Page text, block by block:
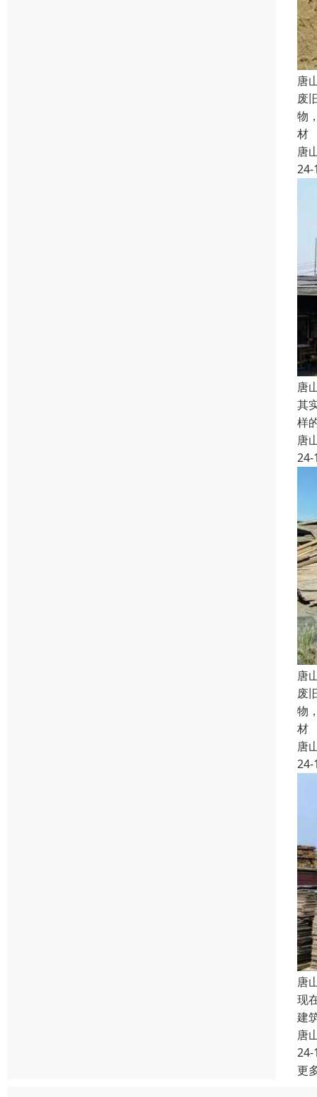
唐
废
物
材
唐
24-
唐
其
样
唐
24-
唐
废
物
材
唐
24-
唐
现
建
唐
24-
更